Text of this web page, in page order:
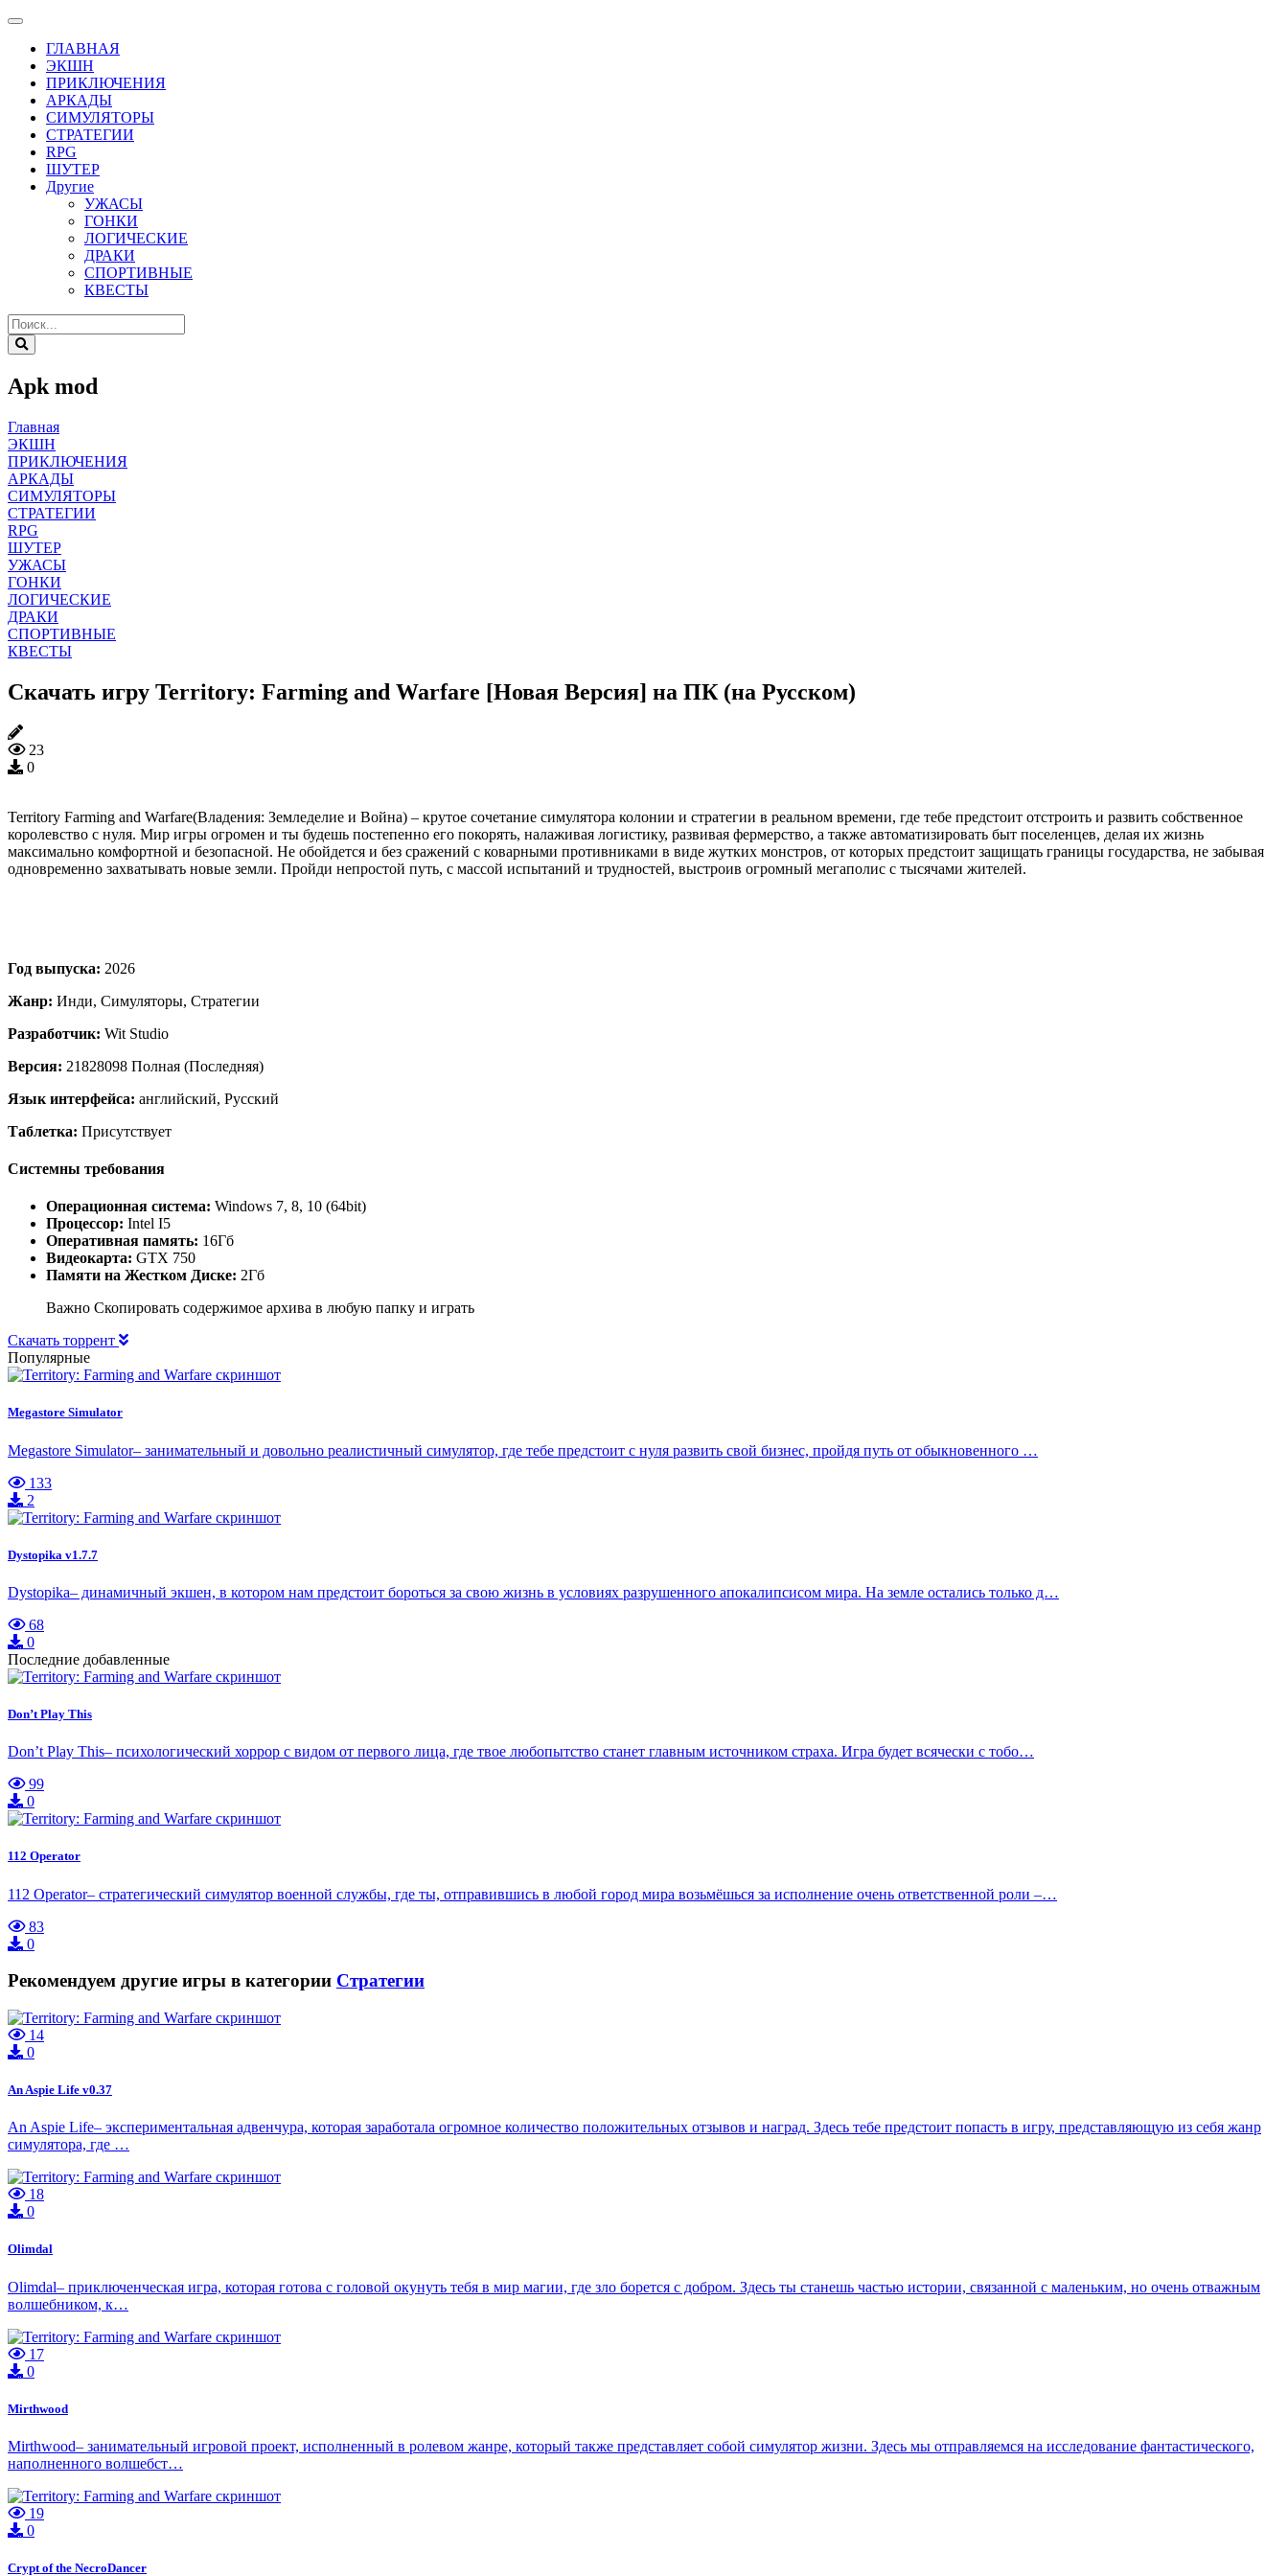
ГЛАВНАЯ
ЭКШН
ПРИКЛЮЧЕНИЯ
АРКАДЫ
СИМУЛЯТОРЫ
СТРАТЕГИИ
RPG
ШУТЕР
Другие
УЖАСЫ
ГОНКИ
ЛОГИЧЕСКИЕ
ДРАКИ
СПОРТИВНЫЕ
КВЕСТЫ
Apk mod
Главная
ЭКШН
ПРИКЛЮЧЕНИЯ
АРКАДЫ
СИМУЛЯТОРЫ
СТРАТЕГИИ
RPG
ШУТЕР
УЖАСЫ
ГОНКИ
ЛОГИЧЕСКИЕ
ДРАКИ
СПОРТИВНЫЕ
КВЕСТЫ
Скачать игру Territory: Farming and Warfare [Новая Версия] на ПК (на Русском)
23
0
Territory Farming and Warfare(Владения: Земледелие и Война) – крутое сочетание симулятора колонии и стратегии в реальном времени, где тебе предстоит отстроить и развить собственное
королевство с нуля. Мир игры огромен и ты будешь постепенно его покорять, налаживая логистику, развивая фермерство, а также автоматизировать быт поселенцев, делая их жизнь
максимально комфортной и безопасной. Не обойдется и без сражений с коварными противниками в виде жутких монстров, от которых предстоит защищать границы государства, не забывая
одновременно захватывать новые земли. Пройди непростой путь, с массой испытаний и трудностей, выстроив огромный мегаполис с тысячами жителей.
Год выпуска: 2026
Жанр: Инди, Симуляторы, Стратегии
Разработчик: Wit Studio
Версия: 21828098 Полная (Последняя)
Язык интерфейса: английский, Русский
Таблетка: Присутствует
Системны требования
Операционная система: Windows 7, 8, 10 (64bit)
Процессор: Intel I5
Оперативная память: 16Гб
Видеокарта: GTX 750
Памяти на Жестком Диске: 2Гб
Важно Скопировать содержимое архива в любую папку и играть
Скачать торрент
Популярные
Megastore Simulator
Megastore Simulator– занимательный и довольно реалистичный симулятор, где тебе предстоит с нуля развить свой бизнес, пройдя путь от обыкновенного …
133
2
Dystopika v1.7.7
Dystopika– динамичный экшен, в котором нам предстоит бороться за свою жизнь в условиях разрушенного апокалипсисом мира. На земле остались только д…
68
0
Последние добавленные
Don’t Play This
Don’t Play This– психологический хоррор с видом от первого лица, где твое любопытство станет главным источником страха. Игра будет всячески с тобо…
99
0
112 Operator
112 Operator– стратегический симулятор военной службы, где ты, отправившись в любой город мира возьмёшься за исполнение очень ответственной роли –…
83
0
Рекомендуем другие игры в категории Стратегии
14
0
An Aspie Life v0.37
An Aspie Life– экспериментальная адвенчура, которая заработала огромное количество положительных отзывов и наград. Здесь тебе предстоит попасть в игру, представляющую из себя жанр
симулятора, где …
18
0
Olimdal
Olimdal– приключенческая игра, которая готова с головой окунуть тебя в мир магии, где зло борется с добром. Здесь ты станешь частью истории, связанной с маленьким, но очень отважным
волшебником, к…
17
0
Mirthwood
Mirthwood– занимательный игровой проект, исполненный в ролевом жанре, который также представляет собой симулятор жизни. Здесь мы отправляемся на исследование фантастического,
наполненного волшебст…
19
0
Crypt of the NecroDancer